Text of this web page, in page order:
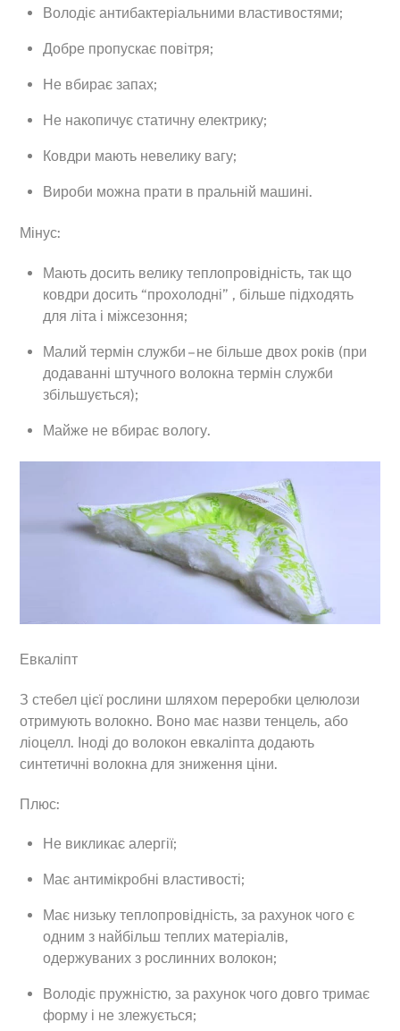
Володіє антибактеріальними властивостями;
Добре пропускає повітря;
Не вбирає запах;
Не накопичує статичну електрику;
Ковдри мають невелику вагу;
Вироби можна прати в пральній машині.
Мінус:
Мають досить велику теплопровідність, так що
ковдри досить “прохолодні” , більше підходять
для літа і міжсезоння;
Малий термін служби – не більше двох років (при
додаванні штучного волокна термін служби
збільшується);
Майже не вбирає вологу.
Евкаліпт
З стебел цієї рослини шляхом переробки целюлози
отримують волокно. Воно має назви тенцель, або
ліоцелл. Іноді до волокон евкаліпта додають
синтетичні волокна для зниження ціни.
Плюс:
Не викликає алергії;
Має антимікробні властивості;
Має низьку теплопровідність, за рахунок чого є
одним з найбільш теплих матеріалів,
одержуваних з рослинних волокон;
Володіє пружністю, за рахунок чого довго тримає
форму і не злежується;